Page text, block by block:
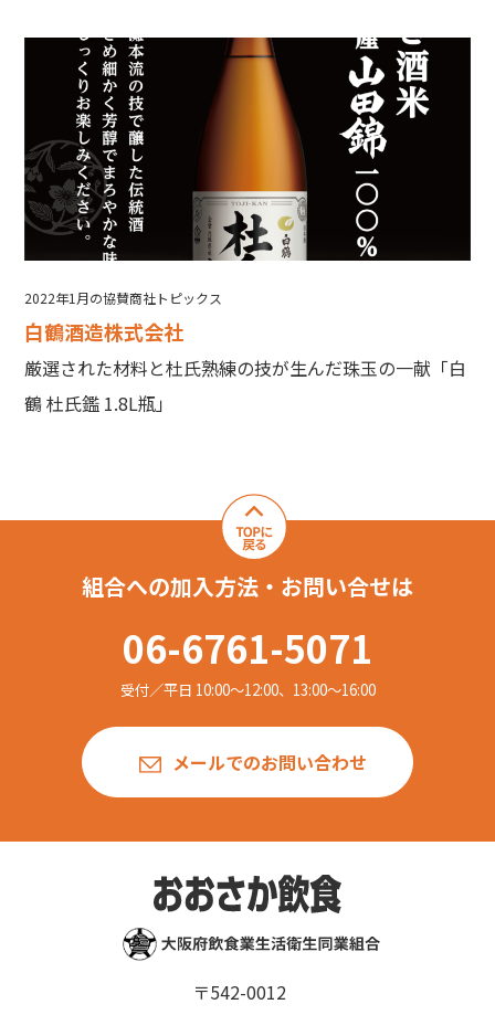
2022年1月の協賛商社トピックス
白鶴酒造株式会社
厳選された材料と杜氏熟練の技が生んだ珠玉の一献「白
鶴 杜氏鑑 1.8L瓶」
組合への加入方法・お問い合せは
06-6761-5071
受付／平日 10:00〜12:00、13:00〜16:00
メールでのお問い合わせ
〒542-0012